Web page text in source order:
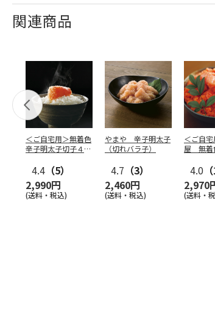
関連商品
＜ご自宅用＞無着色
辛子明太子切子４６
4.4 （5）
2,990円
(送料・税込)
やまや 辛子明太子
（切れバラ子）
4.7 （3）
2,460円
(送料・税込)
＜ご自
屋 無着
4.0
2,970
(送料・